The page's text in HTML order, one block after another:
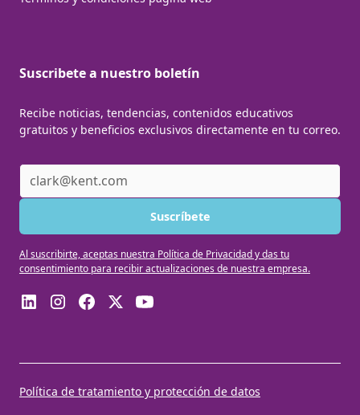
Suscribete a nuestro boletín
Recibe noticias, tendencias, contenidos educativos
gratuitos y beneficios exclusivos directamente en tu correo.
Al suscribirte, aceptas nuestra Política de Privacidad y das tu
consentimiento para recibir actualizaciones de nuestra empresa.
Política de tratamiento y protección de datos